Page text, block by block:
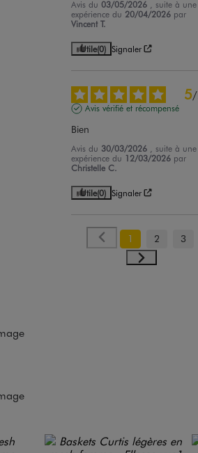
Avis du03/05/2026
, suite à une
expérience du 20/04/2026 par
Vincent T.
Utile(0) Signaler
5/
Avis vérifié et récompensé
Bien
Avis du 30/03/2026
, suite à une
expérience du 12/03/2026 par
Christelle C.
Utile(0) Signaler
1 2 3